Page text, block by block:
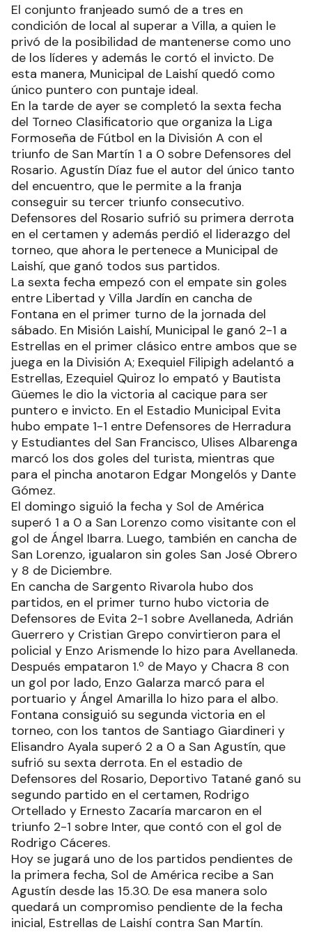
El conjunto franjeado sumó de a tres en
condición de local al superar a Villa, a quien le
privó de la posibilidad de mantenerse como uno
de los líderes y además le cortó el invicto. De
esta manera, Municipal de Laishí quedó como
único puntero con puntaje ideal.
En la tarde de ayer se completó la sexta fecha
del Torneo Clasificatorio que organiza la Liga
Formoseña de Fútbol en la División A con el
triunfo de San Martín 1 a 0 sobre Defensores del
Rosario. Agustín Díaz fue el autor del único tanto
del encuentro, que le permite a la franja
conseguir su tercer triunfo consecutivo.
Defensores del Rosario sufrió su primera derrota
en el certamen y además perdió el liderazgo del
torneo, que ahora le pertenece a Municipal de
Laishí, que ganó todos sus partidos.
La sexta fecha empezó con el empate sin goles
entre Libertad y Villa Jardín en cancha de
Fontana en el primer turno de la jornada del
sábado. En Misión Laishí, Municipal le ganó 2-1 a
Estrellas en el primer clásico entre ambos que se
juega en la División A; Exequiel Filipigh adelantó a
Estrellas, Ezequiel Quiroz lo empató y Bautista
Güemes le dio la victoria al cacique para ser
puntero e invicto. En el Estadio Municipal Evita
hubo empate 1-1 entre Defensores de Herradura
y Estudiantes del San Francisco, Ulises Albarenga
marcó los dos goles del turista, mientras que
para el pincha anotaron Edgar Mongelós y Dante
Gómez.
El domingo siguió la fecha y Sol de América
superó 1 a 0 a San Lorenzo como visitante con el
gol de Ángel Ibarra. Luego, también en cancha de
San Lorenzo, igualaron sin goles San José Obrero
y 8 de Diciembre.
En cancha de Sargento Rivarola hubo dos
partidos, en el primer turno hubo victoria de
Defensores de Evita 2-1 sobre Avellaneda, Adrián
Guerrero y Cristian Grepo convirtieron para el
policial y Enzo Arismende lo hizo para Avellaneda.
Después empataron 1.º de Mayo y Chacra 8 con
un gol por lado, Enzo Galarza marcó para el
portuario y Ángel Amarilla lo hizo para el albo.
Fontana consiguió su segunda victoria en el
torneo, con los tantos de Santiago Giardineri y
Elisandro Ayala superó 2 a 0 a San Agustín, que
sufrió su sexta derrota. En el estadio de
Defensores del Rosario, Deportivo Tatané ganó su
segundo partido en el certamen, Rodrigo
Ortellado y Ernesto Zacaría marcaron en el
triunfo 2-1 sobre Inter, que contó con el gol de
Rodrigo Cáceres.
Hoy se jugará uno de los partidos pendientes de
la primera fecha, Sol de América recibe a San
Agustín desde las 15.30. De esa manera solo
quedará un compromiso pendiente de la fecha
inicial, Estrellas de Laishí contra San Martín.